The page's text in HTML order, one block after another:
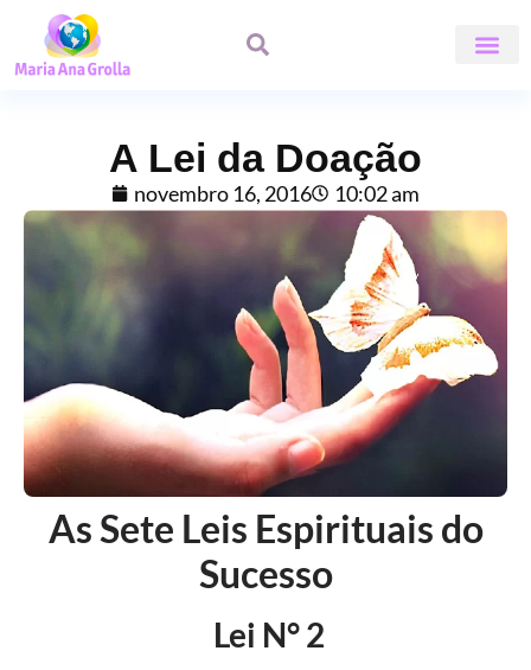
A Lei da Doação
novembro 16, 2016 10:02 am
As Sete Leis Espirituais do
Sucesso
Lei N° 2